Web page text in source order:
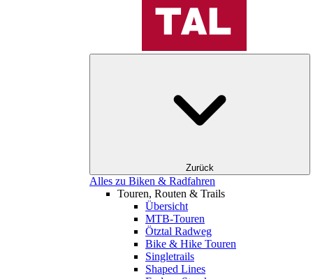
Zurück
Alles zu Biken & Radfahren
Touren, Routen & Trails
Übersicht
MTB-Touren
Ötztal Radweg
Bike & Hike Touren
Singletrails
Shaped Lines